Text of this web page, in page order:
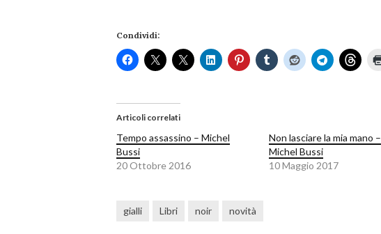
Condividi:
Articoli correlati
Tempo assassino – Michel
Bussi
20 Ottobre 2016
Non lasciare la mia mano –
Michel Bussi
10 Maggio 2017
gialli Libri noir novità